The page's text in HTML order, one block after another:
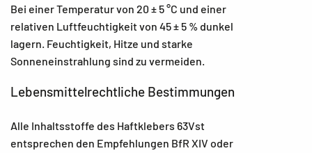
Bei einer Temperatur von 20 ± 5 °C und einer
relativen Luftfeuchtigkeit von 45 ± 5 % dunkel
lagern. Feuchtigkeit, Hitze und starke
Sonneneinstrahlung sind zu vermeiden.
Lebensmittelrechtliche Bestimmungen
Alle Inhaltsstoffe des Haftklebers 63Vst
entsprechen den Empfehlungen BfR XIV oder